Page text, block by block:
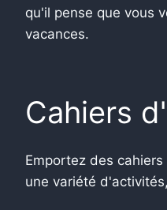
qu'il pense que vous
vacances.
Cahiers
Emportez des
une variété